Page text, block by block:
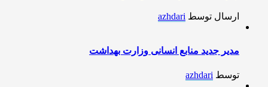
ارسال توسط azhdari
مدیر جدید منابع انسانی وزارت بهداشت
توسط azhdari